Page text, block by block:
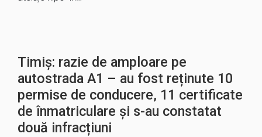
Timiș: razie de amploare pe
autostrada A1 – au fost reținute 10
permise de conducere, 11 certificate
de înmatriculare și s-au constatat
două infracțiuni